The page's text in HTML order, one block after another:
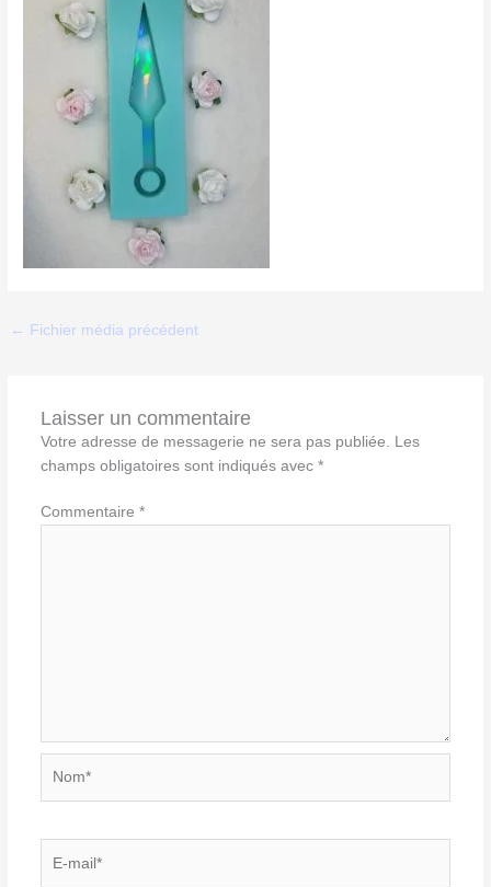
← Fichier média précédent
Laisser un commentaire
Votre adresse de messagerie ne sera pas publiée.
Les
champs obligatoires sont indiqués avec *
Commentaire *
mail*